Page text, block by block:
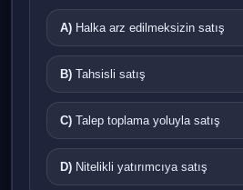
A) Halka arz edilmeksizin satış
B) Tahsisli satış
C) Talep toplama yoluyla satış
D) Nitelikli yatırımcıya satış